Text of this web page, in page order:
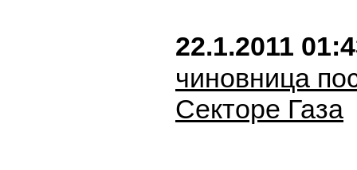
22.1.2011
чиновница
Секторе Газа